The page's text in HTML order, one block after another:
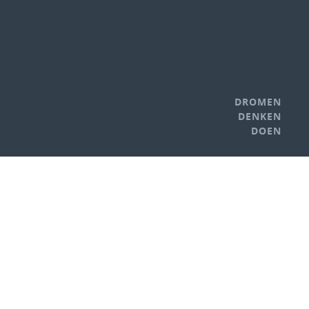
DROMEN
DENKEN
DOEN